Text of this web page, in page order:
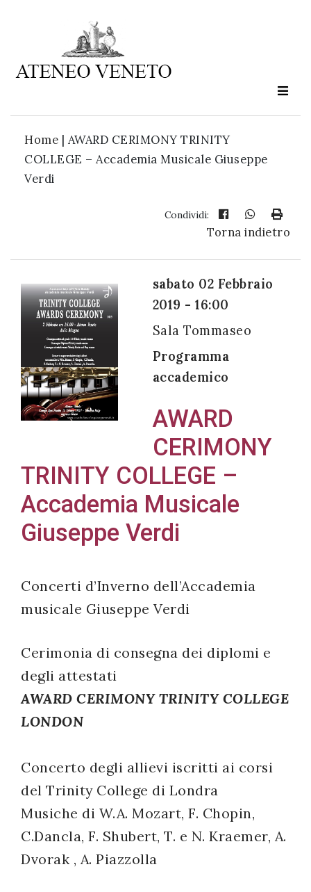
Home | AWARD CERIMONY TRINITY
COLLEGE – Accademia Musicale Giuseppe
Verdi
Condividi:
Torna indietro
sabato 02 Febbraio
2019 - 16:00
Sala Tommaseo
Programma
accademico
AWARD
CERIMONY
TRINITY COLLEGE –
Accademia Musicale
Giuseppe Verdi
Concerti d’Inverno dell’Accademia
musicale Giuseppe Verdi
Cerimonia di consegna dei diplomi e
degli attestati
AWARD CERIMONY TRINITY COLLEGE
LONDON
Concerto degli allievi iscritti ai corsi
del Trinity College di Londra
Musiche di W.A. Mozart, F. Chopin,
C.Dancla, F. Shubert, T. e N. Kraemer, A.
Dvorak , A. Piazzolla
Ateneo
è
cultura
movimento
Acconsento
all'uso dei
accordo
con il
decreto
legislativo
196/03
Registrazione